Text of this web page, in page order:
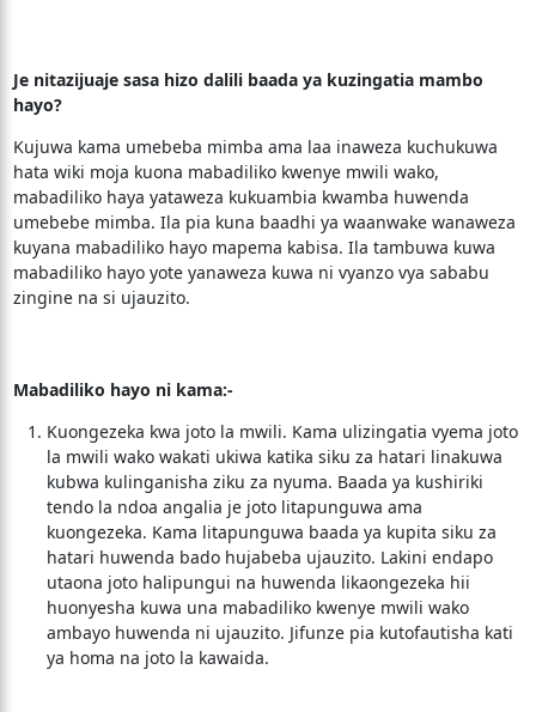
Je nitazijuaje sasa hizo dalili baada ya kuzingatia mambo
hayo?
Kujuwa kama umebeba mimba ama laa inaweza kuchukuwa
hata wiki moja kuona mabadiliko kwenye mwili wako,
mabadiliko haya yataweza kukuambia kwamba huwenda
umebebe mimba. Ila pia kuna baadhi ya waanwake wanaweza
kuyana mabadiliko hayo mapema kabisa. Ila tambuwa kuwa
mabadiliko hayo yote yanaweza kuwa ni vyanzo vya sababu
zingine na si ujauzito.
Mabadiliko hayo ni kama:-
Kuongezeka kwa joto la mwili. Kama ulizingatia vyema joto
la mwili wako wakati ukiwa katika siku za hatari linakuwa
kubwa kulinganisha ziku za nyuma. Baada ya kushiriki
tendo la ndoa angalia je joto litapunguwa ama
kuongezeka. Kama litapunguwa baada ya kupita siku za
hatari huwenda bado hujabeba ujauzito. Lakini endapo
utaona joto halipungui na huwenda likaongezeka hii
huonyesha kuwa una mabadiliko kwenye mwili wako
ambayo huwenda ni ujauzito. Jifunze pia kutofautisha kati
ya homa na joto la kawaida.